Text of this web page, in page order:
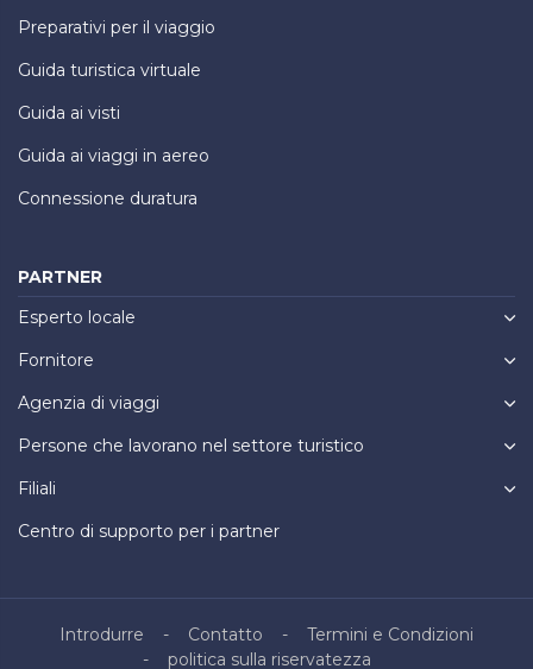
Preparativi per il viaggio
Guida turistica virtuale
Guida ai visti
Guida ai viaggi in aereo
Connessione duratura
PARTNER
Esperto locale
Fornitore
Agenzia di viaggi
Persone che lavorano nel settore turistico
Filiali
Centro di supporto per i partner
Introdurre Contatto
Termini e Condizioni
politica sulla riservatezza